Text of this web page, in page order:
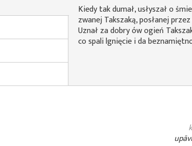
Kiedy tak dumał, usłyszał o
zwanej Takszaką, posłanej przez
Uznał za dobry ów ogień
co spali lgnięcie i da